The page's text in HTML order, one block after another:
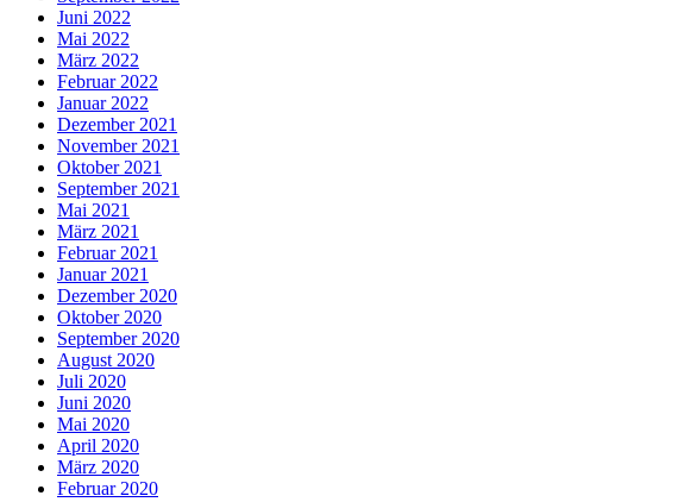
Juni 2022
Mai 2022
März 2022
Februar 2022
Januar 2022
Dezember 2021
November 2021
Oktober 2021
September 2021
Mai 2021
März 2021
Februar 2021
Januar 2021
Dezember 2020
Oktober 2020
September 2020
August 2020
Juli 2020
Juni 2020
Mai 2020
April 2020
März 2020
Februar 2020